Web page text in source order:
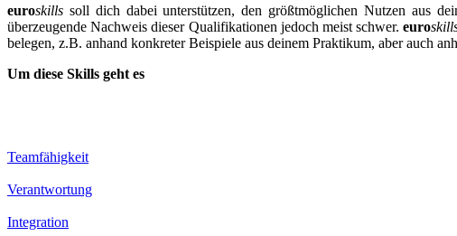
euroskills soll dich dabei unterstützen, den größtmöglichen Nutzen aus
überzeugende Nachweis dieser Qualifikationen jedoch meist schwer.euro
belegen, z.B. anhand konkreter Beispiele aus deinem Praktikum, aber auch
Um diese Skills geht es
Teamfähigkeit
Verantwortung
Integration